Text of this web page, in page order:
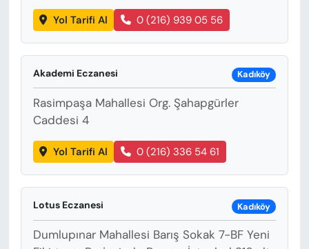
Yol Tarifi Al 0 (216) 939 05 56
Akademi Eczanesi Kadıköy
Rasimpaşa Mahallesi Org. Şahapgürler
Caddesi 4
Yol Tarifi Al 0 (216) 336 54 61
Lotus Eczanesi Kadıköy
Dumlupınar Mahallesi Barış Sokak 7-BF Yeni